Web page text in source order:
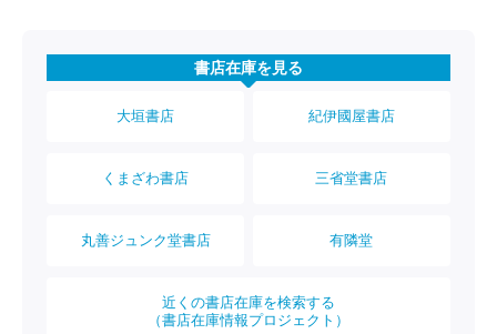
書店在庫を見る
大垣書店 紀伊國屋書店
くまざわ書店 三省堂書店
丸善ジュンク堂書店 有隣堂
近くの書店在庫を検索する
（書店在庫情報プロジェクト）